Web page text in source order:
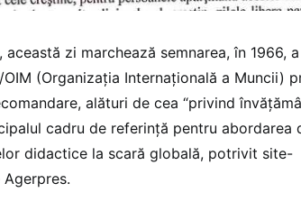
această zi marchează semnarea, în 1966, a
OIM (Organizaţia Internaţională a Muncii)
alături de cea “privind
cadru de referinţă pentru abordarea
didactice la scară globală, potrivit site-
Agerpres.